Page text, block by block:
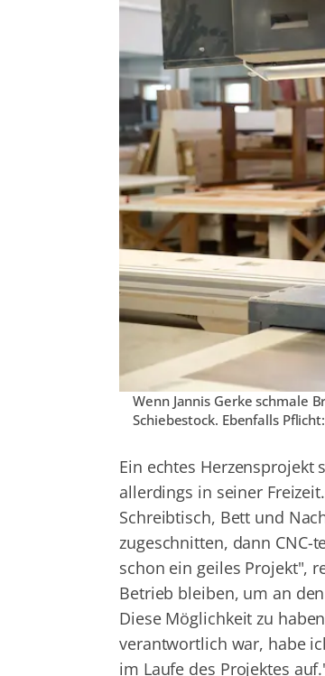
Wenn Jannis Gerke schmale
Schiebestock. Ebenfalls
Ein echtes Herzensprojekt
allerdings in seiner
Schreibtisch, Bett und
zugeschnitten, dann
schon ein geiles Projekt",
Betrieb bleiben, um an
Diese Möglichkeit zu
verantwortlich war, habe
im Laufe des Projektes